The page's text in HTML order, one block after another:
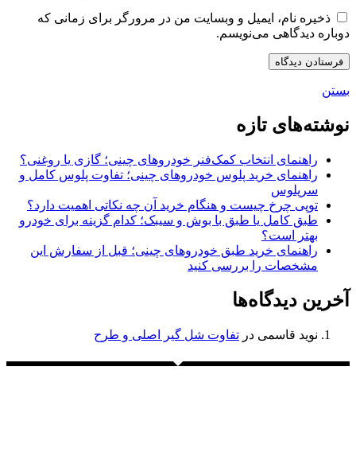
ذخیره نام، ایمیل و وبسایت من در مرورگر برای زمانی که
دوباره دیدگاهی می‌نویسم.
بستن
نوشته‌های تازه
راهنمای انتخاب کمک‌فنر خودروهای چینی؛ گازی یا روغنی؟
راهنمای خرید پلوس خودروهای چینی؛ تفاوت پلوس کامل و
سرپلوس
توپی چرخ چیست و هنگام خرید آن چه نکاتی اهمیت دارد؟
طبق کامل یا طبق با بوش و سیبک؛ کدام گزینه برای خودرو
بهتر است؟
راهنمای خرید طبق خودروهای چینی؛ قبل از سفارش این
مشخصات را بررسی کنید
آخرین دیدگاه‌ها
نوید قاسمی در تفاوت شل گیر اصلی و طرح